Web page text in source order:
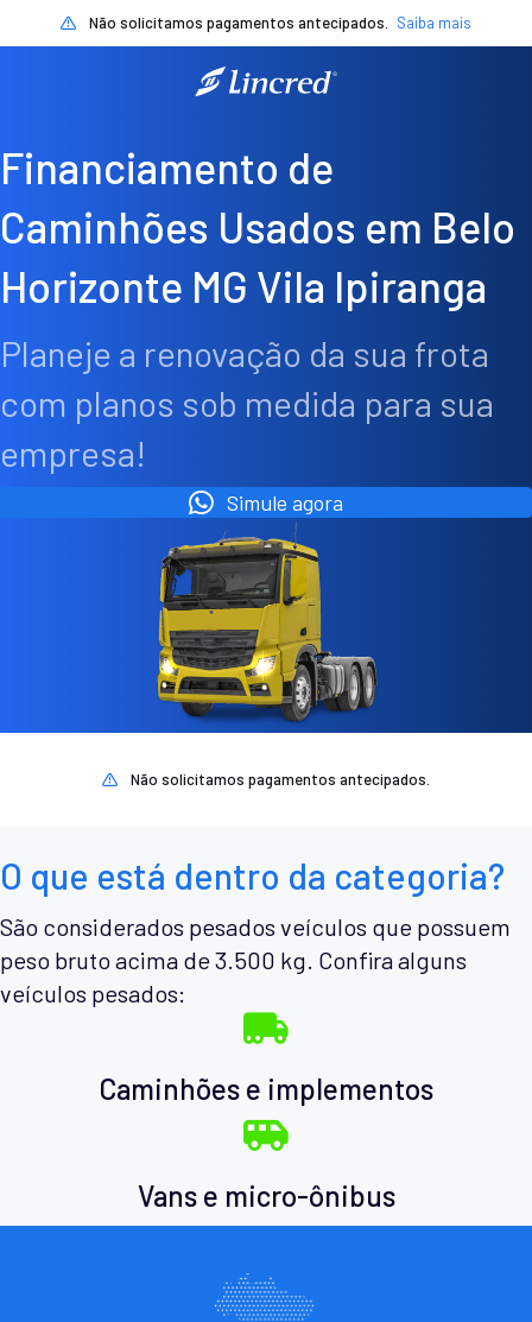
Não solicitamos pagamentos antecipados. Saiba mais
Financiamento de
Caminhões Usados em Belo
Horizonte MG Vila Ipiranga
Planeje a renovação da sua frota
com planos sob medida para sua
empresa!
Simule agora
Não solicitamos pagamentos antecipados.
O que está dentro da categoria?
São considerados pesados veículos que possuem
peso bruto acima de 3.500 kg. Confira alguns
veículos pesados:
Caminhões e implementos
Vans e micro-ônibus